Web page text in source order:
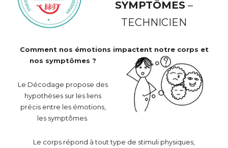
SYMPTÔMES–
TECHNICIEN
Comment nos émotions impactent notre corps et
nos symptômes ?
Le Décodage propose des
hypothèses sur les liens
précis entre les émotions,
les symptômes.
Le corps répond à tout type de stimuli physiques,